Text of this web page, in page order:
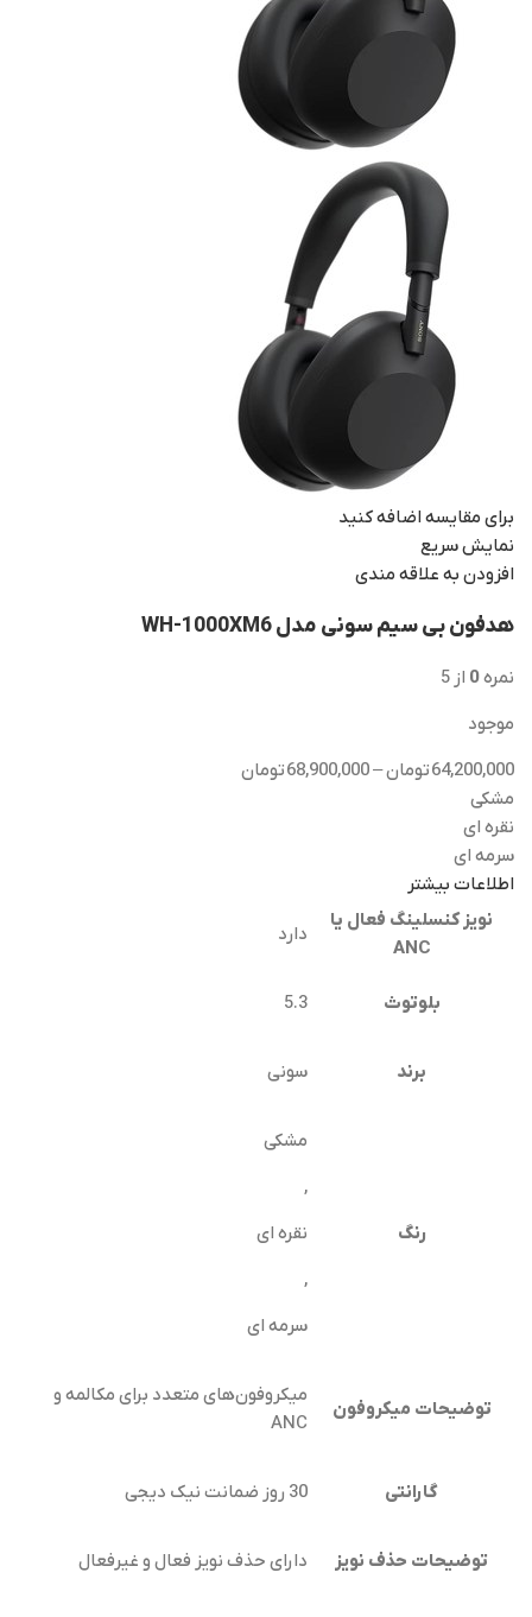
برای مقایسه اضافه کنید
نمایش سریع
افزودن به علاقه مندی
هدفون بی سیم سونی مدل WH-1000XM6
نمره0 از 5
موجود
64,200,000تومان–
68,900,000تومان
مشکی
نقره ای
سرمه ای
اطلاعات بیشتر
نویز کنسلینگ فعال یا
ANC
دارد
بلوتوث 5.3
برند سونی
رنگ
مشکی
,
نقره ای
,
سرمه ای
توضیحات میکروفون
میکروفون‌های متعدد برای مکالمه و
ANC
گارانتی 30 روز ضمانت نیک دیجی
توضیحات حذف نویز دارای حذف نویز فعال و غیرفعال